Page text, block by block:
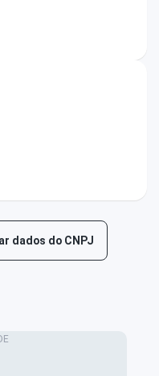
dados do CNPJ